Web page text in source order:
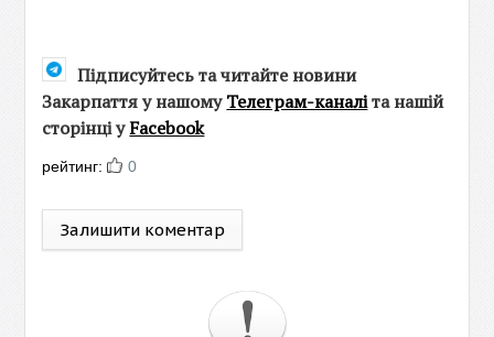
Підписуйтесь та читайте новини
Закарпаття у нашомуТелеграм-каналіта нашій
сторінці уFacebook
рейтинг: 0
Залишити коментар